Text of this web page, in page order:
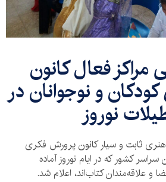
مراکز فعال کانون
و نوجوانان در
نوروز
ثابت و سیار کانون پرورش فکری
سراسر کشور که در ایام نوروز آماده‌
و علاقه‌مندان کتاب‌اند، اعلام شد.